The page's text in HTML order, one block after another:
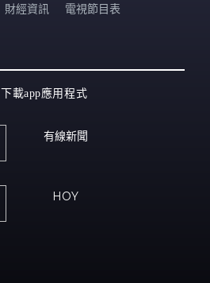
財經資訊 電視節目表
載app應用程式
有線新聞
HOY